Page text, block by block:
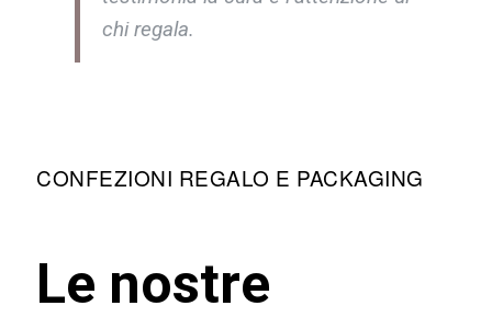
chi regala.
CONFEZIONI REGALO E PACKAGING
Le nostre